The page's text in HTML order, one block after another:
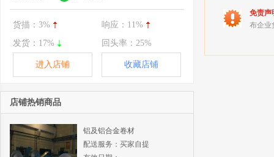
货描： 3% 响应： 11%
发货： 17% 回头率： 25%
进入店铺 收藏店铺
店铺热销商品
铝及铝合金卷材
配送服务： 买家自提
免责声
布企业